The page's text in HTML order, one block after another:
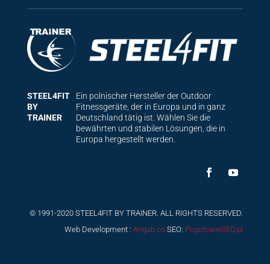
STEEL4FIT
BY
TRAINER
Ein polnischer Hersteller der Outdoor
Fitnessgeräte, der in Europa und in ganz
Deutschland tätig ist. Wählen Sie die
bewährten und stabilen Lösungen, die in
Europa hergestellt werden.
© 1991-2020 STEEL4FIT BY TRAINER. ALL RIGHTS RESERVED.
Web Development :Angab.co SEO: PogotowieSEO.pl